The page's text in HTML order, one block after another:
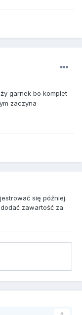
garnek bo komplet
zaczyna
się później.
zawartość za